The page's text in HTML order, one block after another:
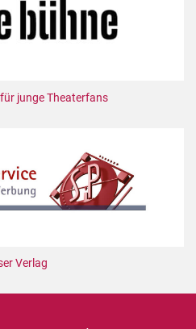
junge Theaterfans
Verlag